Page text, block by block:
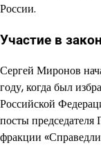
России.
Участие в
Сергей Миронов
году, когда был
Российской
посты
фракции